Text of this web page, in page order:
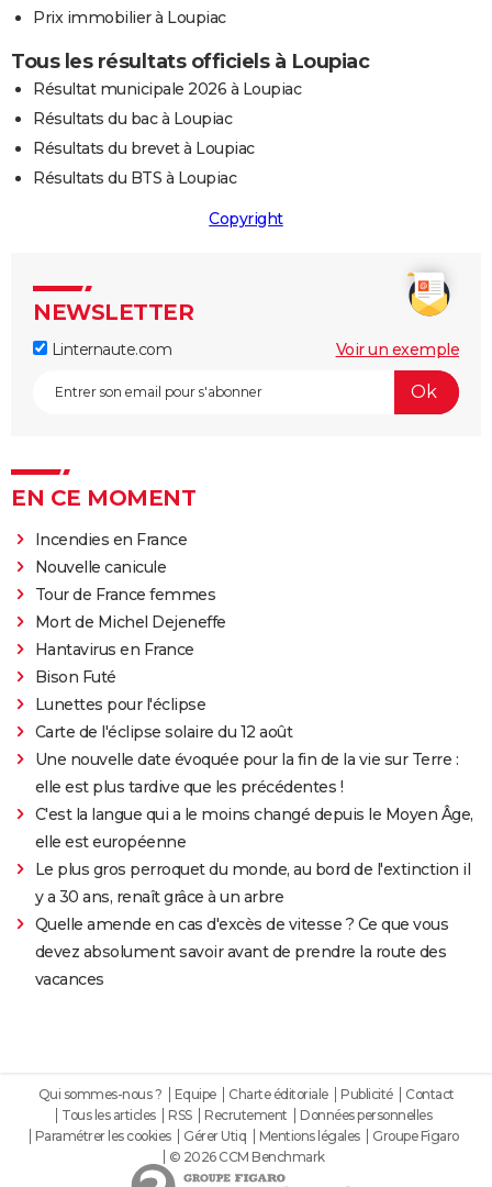
Prix immobilier à Loupiac
Tous les résultats officiels à Loupiac
Résultat municipale 2026 à Loupiac
Résultats du bac à Loupiac
Résultats du brevet à Loupiac
Résultats du BTS à Loupiac
Copyright
NEWSLETTER
Linternaute.com Voir un exemple
EN CE MOMENT
Incendies en France
Nouvelle canicule
Tour de France femmes
Mort de Michel Dejeneffe
Hantavirus en France
Bison Futé
Lunettes pour l'éclipse
Carte de l'éclipse solaire du 12 août
Une nouvelle date évoquée pour la fin de la vie sur Terre :
elle est plus tardive que les précédentes !
C'est la langue qui a le moins changé depuis le Moyen Âge,
elle est européenne
Le plus gros perroquet du monde, au bord de l'extinction il
y a 30 ans, renaît grâce à un arbre
Quelle amende en cas d'excès de vitesse ? Ce que vous
devez absolument savoir avant de prendre la route des
vacances
Qui sommes-nous ? Equipe Charte éditoriale Publicité
Contact
Tous les articles
RSS Recrutement
Données personnelles
Paramétrer les cookies
Gérer Utiq Mentions légales
Groupe Figaro
© 2026 CCM Benchmark